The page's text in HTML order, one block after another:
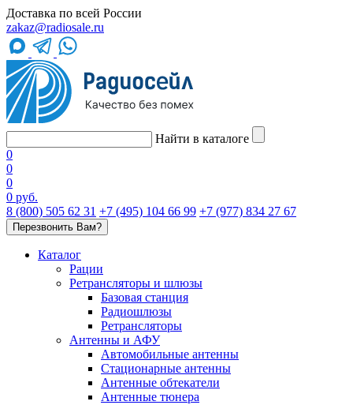
Доставка по всей России
zakaz@radiosale.ru
Найти в каталоге
0
0
0
0 руб.
8 (800) 505 62 31 +7 (495) 104 66 99 +7 (977) 834 27 67
Перезвонить Вам?
Каталог
Рации
Ретрансляторы и шлюзы
Базовая станция
Радиошлюзы
Ретрансляторы
Антенны и АФУ
Автомобильные антенны
Стационарные антенны
Антенные обтекатели
Антенные тюнера